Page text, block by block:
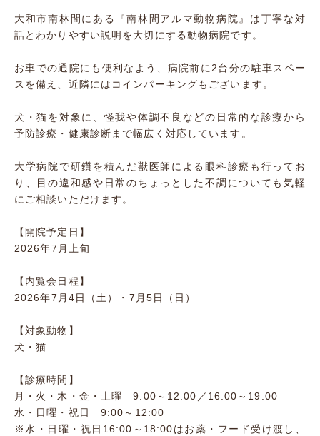
大和市南林間にある『南林間アルマ動物病院』は丁寧な対
話とわかりやすい説明を大切にする動物病院です。
お車での通院にも便利なよう、病院前に2台分の駐車スペー
スを備え、近隣にはコインパーキングもございます。
犬・猫を対象に、怪我や体調不良などの日常的な診療から
予防診療・健康診断まで幅広く対応しています。
大学病院で研鑽を積んだ獣医師による眼科診療も行ってお
り、目の違和感や日常のちょっとした不調についても気軽
にご相談いただけます。
【開院予定日】
2026年7月上旬
【内覧会日程】
2026年7月4日（土）・7月5日（日）
【対象動物】
犬・猫
【診療時間】
月・火・木・金・土曜 9:00～12:00／16:00～19:00
水・日曜・祝日 9:00～12:00
※水・日曜・祝日16:00～18:00はお薬・フード受け渡し、